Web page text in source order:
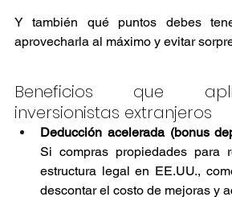
Y también qué puntos debes
aprovecharla al máximo y evitar
Beneficios que
inversionistas extranjeros
Si compras propiedades para
estructura legal en EE.UU.,
descontar el costo de mejoras y